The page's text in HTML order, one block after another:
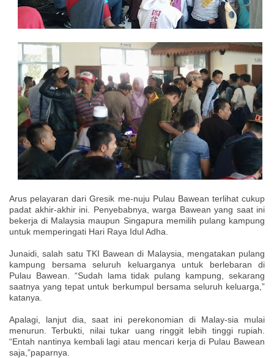
Arus pelayaran dari Gresik me-nuju Pulau Bawean terlihat cukup
padat akhir-akhir ini. Penyebabnya, warga Bawean yang saat ini
bekerja di Malaysia maupun Singapura memilih pulang kampung
untuk memperingati Hari Raya Idul Adha.
Junaidi, salah satu TKI Bawean di Malaysia, mengatakan pulang
kampung bersama seluruh keluarganya untuk berlebaran di
Pulau Bawean. “Sudah lama tidak pulang kampung, sekarang
saatnya yang tepat untuk berkumpul bersama seluruh keluarga,”
katanya.
Apalagi, lanjut dia, saat ini perekonomian di Malay-sia mulai
menurun. Terbukti, nilai tukar uang ringgit lebih tinggi rupiah.
“Entah nantinya kembali lagi atau mencari kerja di Pulau Bawean
saja,”paparnya.